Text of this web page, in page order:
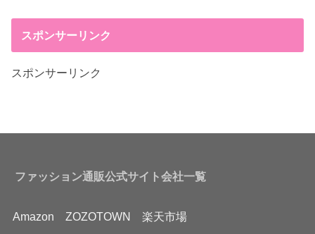
スポンサーリンク
スポンサーリンク
ファッション通販公式サイト会社一覧
Amazon ZOZOTOWN 楽天市場